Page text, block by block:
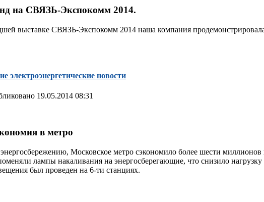
на СВЯЗЬ-Экспокомм 2014.
выставке СВЯЗЬ-Экспокомм 2014 наша компания
электроэнергетические новости
19.05.2014 08:31
в метро
энергосбережению, Московское метро сэкономило более шести
лампы накаливания на энергосберегающие, что снизило
был проведен на 6-ти станциях.